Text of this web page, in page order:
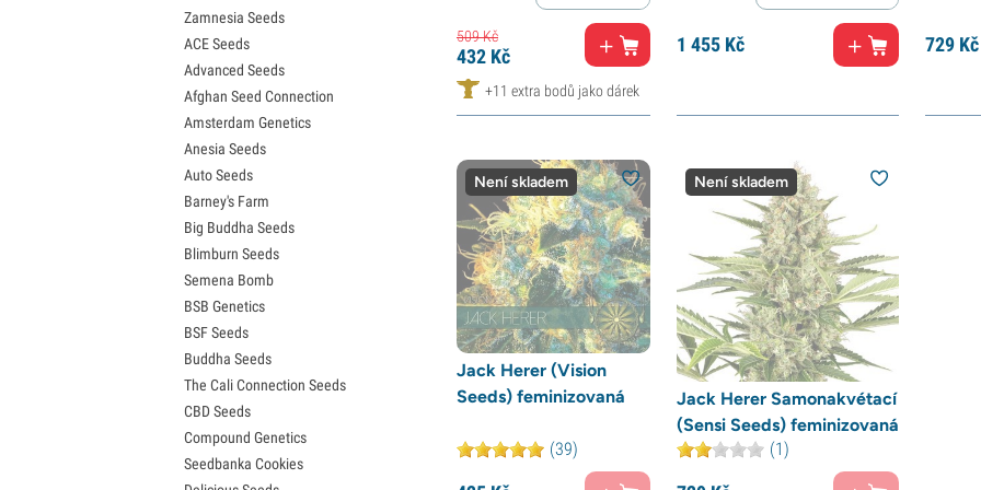
509Kč
432 Kč
+11 extra bodů jako dárek
1 455 Kč 729Kč
Není skladem
Jack Herer (Vision
Seeds) feminizovaná
(39)
Není skladem
Jack Herer Samonakvétací
(Sensi Seeds) feminizovaná
(1)
Semena Granddaddy Purple
Semena OG Kush
Semena Blue Dream
Semena Lemon Haze
Semena Bruce Banner
Semena Gelato
Semena Sour Diesel
Semena Jack Herer
Semena Girl Scout Cookies (GSC)
Semena Wedding Cake
Semena Zkittlez
Semena Pineapple Express
Semena Chemdawg
Semena Hindu Kush
Semena Mimosa
Zamnesia Seeds
ACE Seeds
Advanced Seeds
Afghan Seed Connection
Amsterdam Genetics
Anesia Seeds
Auto Seeds
Barney's Farm
Big Buddha Seeds
Blimburn Seeds
Semena Bomb
BSB Genetics
BSF Seeds
Buddha Seeds
The Cali Connection Seeds
CBD Seeds
Compound Genetics
Seedbanka Cookies